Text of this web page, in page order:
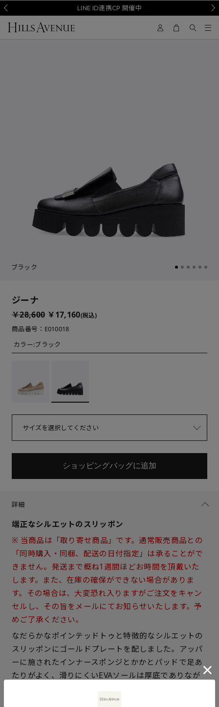
LINE ID連携CP 開催中
ブラック
ジーナ
￥28,600 ￥17,160(税込)
商品番号：E010018
カラー:ブラック
サイズを選択してください
サイズを選択してください
21.5cm × 在庫なし
22cm △ 概ね１週間後に発送
22.5cm × 在庫なし
ショッピングバッグに追加
詳細
端正なシルエットのスリッポン
※ 当商品は「取り寄せ商品」です。通常販売商品との
「同時購入・同梱、配送の日付指定」は承ることがで
きません。発送まで概ね1週間ほどお時間を頂戴いた
します。また、在庫の確保ができない場合がありま
す。その場合は、大変恐れ入りますがご注文をキャン
セルし、その旨をメールにてお知らせいたします。予
めご了承ください。
なだらかなポインテッドトゥと特徴的なシルエットの
スリッポンにゴールドプレートを配しました。アッパ
ーに施されたインナースポンジとかかとパッドで足あ
たりがよく、滑りにくいEVAソールは厚底でありなが